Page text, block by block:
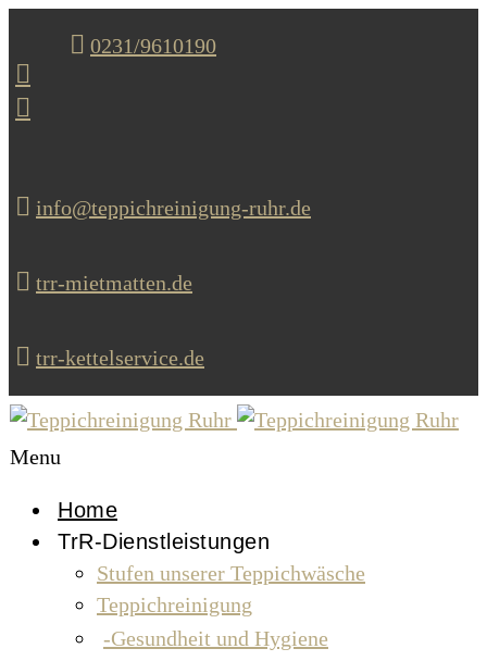
0231/9610190
info@teppichreinigung-ruhr.de
trr-mietmatten.de
trr-kettelservice.de
Menu
Home
TrR-Dienstleistungen
Stufen unserer Teppichwäsche
Teppichreinigung
Gesundheit und Hygiene